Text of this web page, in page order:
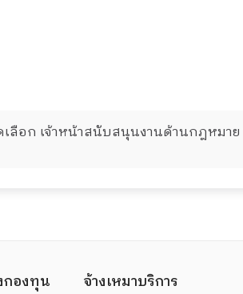
ลือก เจ้าหน้าสนับสนุนงานด้านกฎหมาย
องทุน จ้างเหมาบริการ